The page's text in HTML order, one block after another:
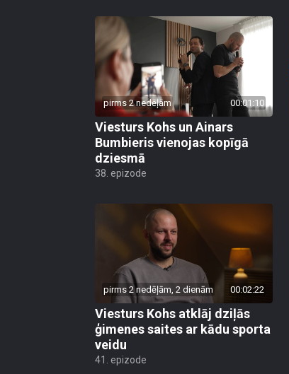
pirms 2 nedēļām 00:01:10
Viesturs Kohs un Ainars
Bumbieris vienojas kopīgā
dziesmā
38. epizode
pirms 2 nedēļām, 2 dienām 00:02:22
Viesturs Kohs atklāj dziļās
ģimenes saites ar kādu sporta
veidu
41. epizode